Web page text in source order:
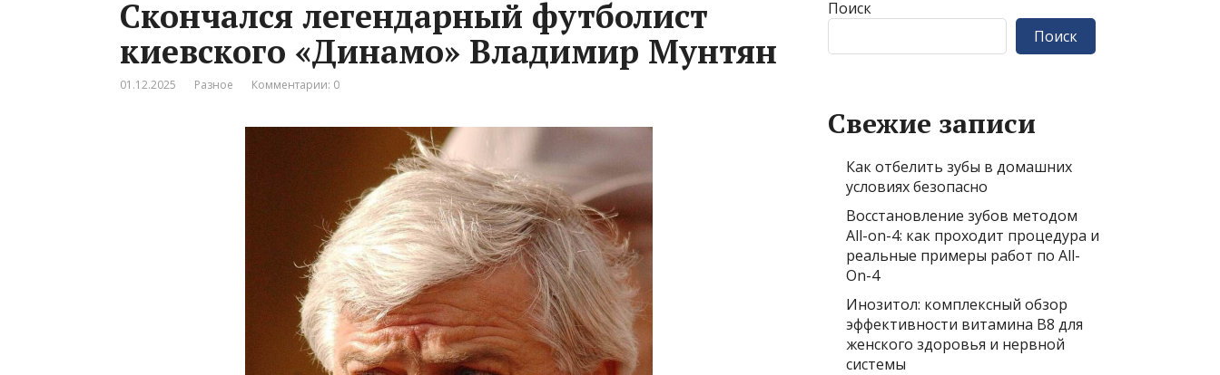
Скончался легендарный футболист
киевского «Динамо» Владимир Мунтян
01.12.2025 Разное Комментарии: 0
Поиск
Поиск
Свежие записи
Как отбелить зубы в домашних
условиях безопасно
Восстановление зубов методом
All-on-4: как проходит процедура и
реальные примеры работ по All-
On-4
Инозитол: комплексный обзор
эффективности витамина B8 для
женского здоровья и нервной
системы